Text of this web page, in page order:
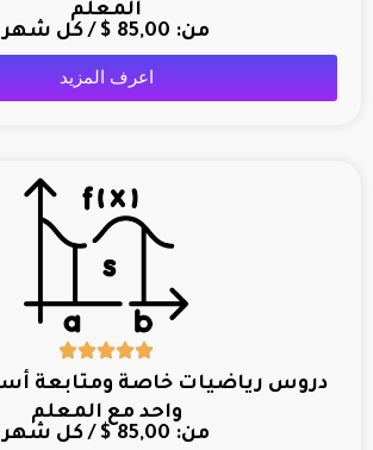
المعلم
من:
$ 85,00 / كل شهر
اعرف المزيد
دروس رياضيات خاصة ومتابعة
واحد مع المعلم
من:
$ 85,00 / كل شهر